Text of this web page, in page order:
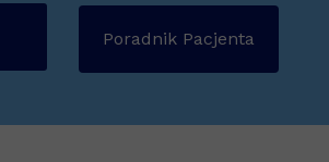
Poradnik Pacjenta